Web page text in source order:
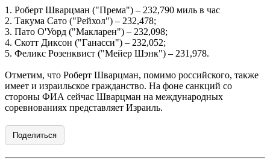
1. Роберт Шварцман ("Према") – 232,790 миль в час
2. Такума Сато ("Рейхол") – 232,478;
3. Пато О'Уорд ("Макларен") – 232,098;
4. Скотт Диксон ("Ганасси") – 232,052;
5. Феликс Розенквист ("Мейер Шэнк") – 231,978.
Отметим, что Роберт Шварцман, помимо российского, также
имеет и израильское гражданство. На фоне санкций со
стороны ФИА сейчас Шварцман на международных
соревнованиях представляет Израиль.
Поделиться